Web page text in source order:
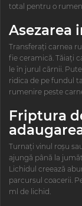
total pentru o
Asezarea
Transferați carnea
fie ceramică. Tăiați
le în jurul cărnii.
ridica de pe fundul
rumenire peste
Friptura
Turnați vinul roșu
ajungă până la
Lichidul creează
parcursul coacerii.
ml de lichid.